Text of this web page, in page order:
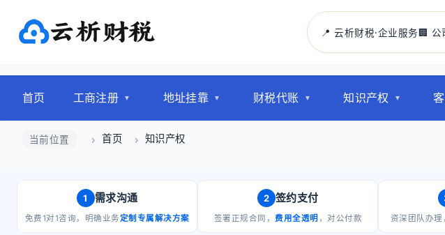
📍 云析财税·企业服务🏢 公
首页 工商注册 地址挂靠 财税代账 知识产权
当前位置 首页 知识产权
1 需求沟通
免费1对1咨询，明确业务定制专属解决方案
2 签约支付
签署正规合同，费用全透明 ，对公付款 资深团队办理